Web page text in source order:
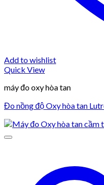
Add to wishlist
Quick View
máy đo oxy hòa tan
Đo nồng độ Oxy hòa tan